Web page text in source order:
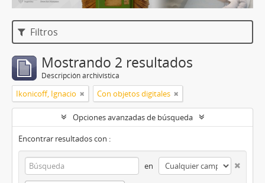
Filtros
Mostrando 2 resultados
Descripción archivística
Ikonicoff, Ignacio Con objetos digitales
Opciones avanzadas de búsqueda
Encontrar resultados con :
en